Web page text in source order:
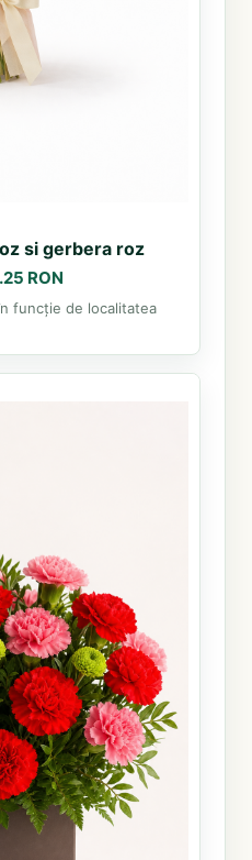
si gerbera roz
RON
funcție de localitatea